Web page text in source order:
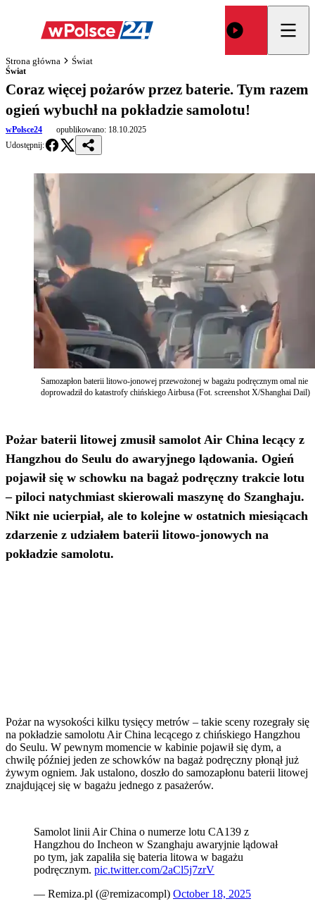
Strona główna Świat
Świat
Coraz więcej pożarów przez baterie. Tym razem
ogień wybuchł na pokładzie samolotu!
wPolsce24 opublikowano: 18.10.2025
Udostępnij:
Samozapłon baterii litowo-jonowej przewożonej w bagażu podręcznym omal nie
doprowadził do katastrofy chińskiego Airbusa (Fot. screenshot X/Shanghai Dail)
Pożar baterii litowej zmusił samolot Air China lecący z
Hangzhou do Seulu do awaryjnego lądowania. Ogień
pojawił się w schowku na bagaż podręczny trakcie lotu
– piloci natychmiast skierowali maszynę do Szanghaju.
Nikt nie ucierpiał, ale to kolejne w ostatnich miesiącach
zdarzenie z udziałem baterii litowo-jonowych na
pokładzie samolotu.
Pożar na wysokości kilku tysięcy metrów – takie sceny rozegrały się
na pokładzie samolotu Air China lecącego z chińskiego Hangzhou
do Seulu. W pewnym momencie w kabinie pojawił się dym, a
chwilę później jeden ze schowków na bagaż podręczny płonął już
żywym ogniem. Jak ustalono, doszło do samozapłonu baterii litowej
znajdującej się w bagażu jednego z pasażerów.
Samolot linii Air China o numerze lotu CA139 z
Hangzhou do Incheon w Szanghaju awaryjnie lądował
po tym, jak zapaliła się bateria litowa w bagażu
podręcznym. pic.twitter.com/2aCl5j7zrV
— Remiza.pl (@remizacompl) October 18, 2025